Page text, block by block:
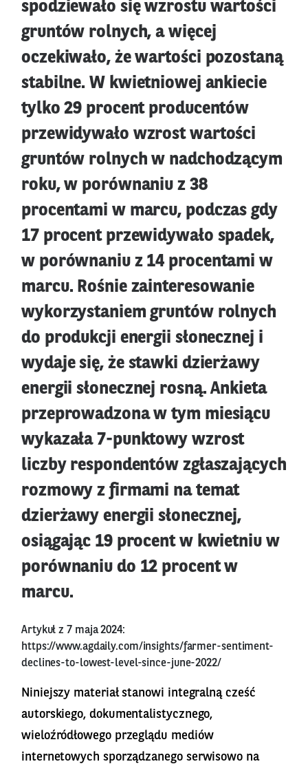
spodziewało się wzrostu wartości
gruntów rolnych, a więcej
oczekiwało, że wartości pozostaną
stabilne. W kwietniowej ankiecie
tylko 29 procent producentów
przewidywało wzrost wartości
gruntów rolnych w nadchodzącym
roku, w porównaniu z 38
procentami w marcu, podczas gdy
17 procent przewidywało spadek,
w porównaniu z 14 procentami w
marcu. Rośnie zainteresowanie
wykorzystaniem gruntów rolnych
do produkcji energii słonecznej i
wydaje się, że stawki dzierżawy
energii słonecznej rosną. Ankieta
przeprowadzona w tym miesiącu
wykazała 7-punktowy wzrost
liczby respondentów zgłaszających
rozmowy z firmami na temat
dzierżawy energii słonecznej,
osiągając 19 procent w kwietniu w
porównaniu do 12 procent w
marcu.
Artykuł z 7 maja 2024:
https://www.agdaily.com/insights/farmer-sentiment-
declines-to-lowest-level-since-june-2022/
Niniejszy materiał stanowi integralną cześć
autorskiego, dokumentalistycznego,
wieloźródłowego przeglądu mediów
internetowych sporządzanego serwisowo na